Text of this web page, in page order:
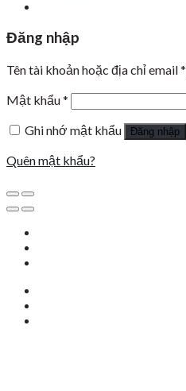
Đăng nhập
Tên tài khoản hoặc địa chỉ email*
Mật khẩu*
Ghi nhớ mật khẩu
Đăng nhập
Quên mật khẩu?